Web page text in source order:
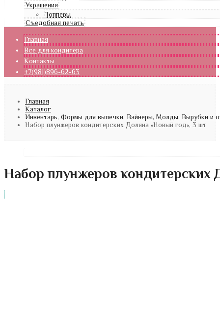
Украшения
Топперы
Съедобная печать
Главная
Все для кондитера
Контакты
+7(981)896-62-63
Главная
Каталог
Инвентарь, Формы для выпечки, Вайнеры, Молды, Вырубки и
Набор плунжеров кондитерских Доляна «Новый год», 3 шт
Набор плунжеров кондитерских